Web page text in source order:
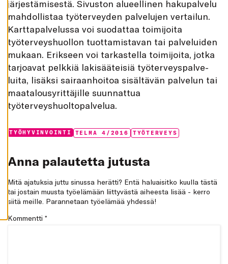
K
I
K
K
I
H
Y
V
Ä
K
S
Y
K
K
Ä
E
E
järjestämisestä. Sivuston ­alueellinen hakupalvelu
mahdollistaa työterveyden palvelujen vertailun.
Kartta­palvelussa voi suodattaa toimi­joita
työterveyshuollon tuottamistavan tai palveluiden
mukaan. Erikseen voi tarkastella toimijoita, jotka
tarjoavat pelkkiä lakisääteisiä työterveyspalve­
luita, lisäksi sairaanhoitoa sisältävän palvelun tai
maatalousyrittäjille suunnattua
työterveyshuoltopalvelua.
Categories:
TYÖHYVINVOINTI Tags:
TELMA 4/2016 TYÖTERVEYS
Anna palautetta jutusta
Mitä ajatuksia juttu sinussa herätti? Entä haluaisitko kuulla tästä
tai jostain muusta työelämään liittyvästä aiheesta lisää - kerro
siitä meille. Parannetaan työelämää yhdessä!
Kommentti *